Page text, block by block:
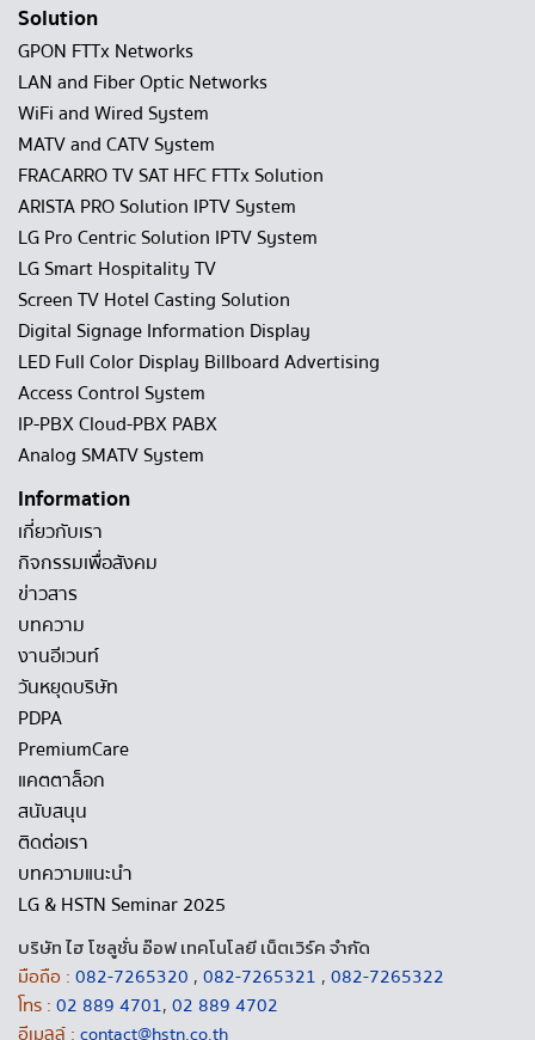
Solution
GPON FTTx Networks
LAN and Fiber Optic Networks
WiFi and Wired System
MATV and CATV System
FRACARRO TV SAT HFC FTTx Solution
ARISTA PRO Solution IPTV System
LG Pro Centric Solution IPTV System
LG Smart Hospitality TV
Screen TV Hotel Casting Solution
Digital Signage Information Display
LED Full Color Display Billboard Advertising
Access Control System
IP-PBX Cloud-PBX PABX
Analog SMATV System
Information
เกี่ยวกับเรา
กิจกรรมเพื่อสังคม
ข่าวสาร
บทความ
งานอีเวนท์
วันหยุดบริษัท
PDPA
PremiumCare
แคตตาล็อก
สนับสนุน
ติดต่อเรา
บทความแนะนำ
LG & HSTN Seminar 2025
บริษัท ไฮ โซลูชั่น อ๊อฟ เทคโนโลยี เน็ตเวิร์ค จำกัด
มือถือ : 082-7265320 , 082-7265321 , 082-7265322
โทร : 02 889 4701, 02 889 4702
อีเมลล์ : contact@hstn.co.th